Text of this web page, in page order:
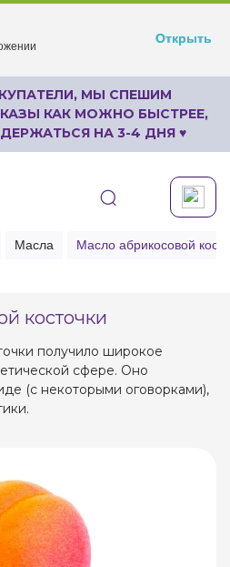
Открыть
МЫ СПЕШИМ
КАК МОЖНО БЫСТРЕЕ,
НА 3-4 ДНЯ ♥
Масла Масло абрикосовой
косточки
получило широкое
сфере. Оно
(с некоторыми оговорками),
Открыть